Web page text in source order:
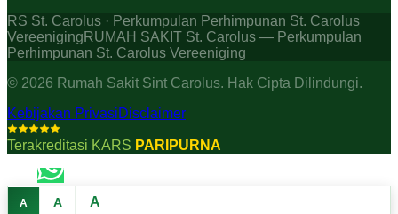
RS St. Carolus · Perkumpulan Perhimpunan St. Carolus
Vereeniging RUMAH SAKIT St. Carolus — Perkumpulan
Perhimpunan St. Carolus Vereeniging
© 2026 Rumah Sakit Sint Carolus. Hak Cipta Dilindungi.
Kebijakan PrivasiDisclaimer
Terakreditasi KARS PARIPURNA
A A A